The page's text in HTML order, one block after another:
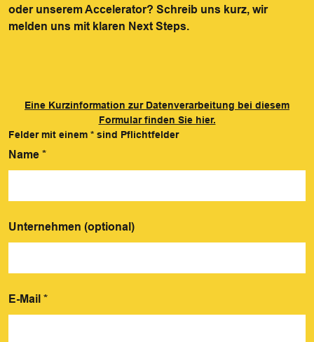
oder unserem Accelerator? Schreib uns kurz, wir
melden uns mit klaren Next Steps.
Eine Kurzinformation zur Datenverarbeitung bei diesem
Formular finden Sie hier.
Felder mit einem * sind Pflichtfelder
Name *
Unternehmen (optional)
E-Mail *